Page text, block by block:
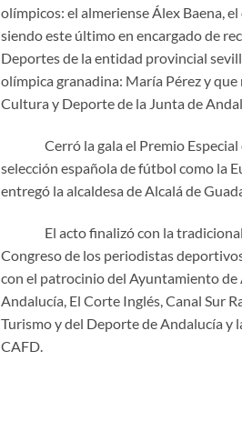
olímpicos: el almeriense Álex Baena,
siendo este último en encargado de
Deportes de la entidad provincial
olímpica granadina: María Pérez y
Cultura y Deporte de la Junta de
Cerró la gala el Premio Especial
selección española de fútbol como la
entregó la alcaldesa de Alcalá de
El acto finalizó con la tradicional
Congreso de los periodistas
con el patrocinio del Ayuntamiento de
Andalucía, El Corte Inglés, Canal Sur
Turismo y del Deporte de Andalucía y
CAFD.